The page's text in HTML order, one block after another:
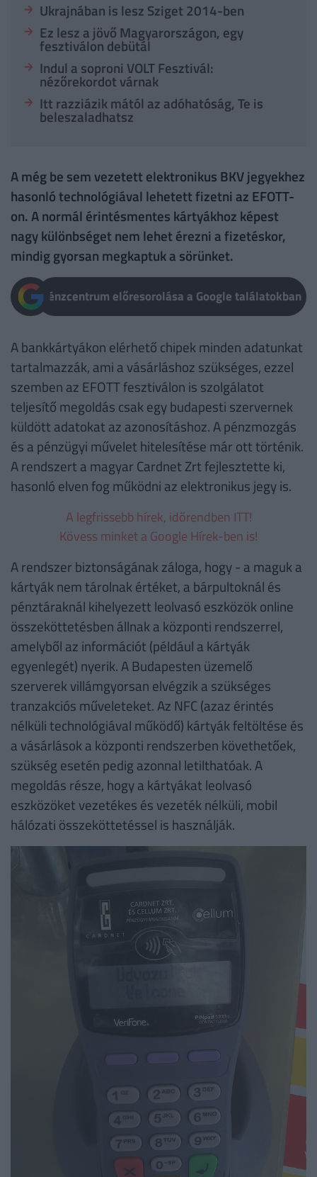
Ukrajnában is lesz Sziget 2014-ben
Ez lesz a jövő Magyarországon, egy
fesztiválon debütál
Indul a soproni VOLT Fesztivál:
nézőrekordot várnak
Itt razziázik mától az adóhatóság, Te is
beleszaladhatsz
A még be sem vezetett elektronikus BKV jegyekhez
hasonló technológiával lehetett fizetni az EFOTT-
on. A normál érintésmentes kártyákhoz képest
nagy különbséget nem lehet érezni a fizetéskor,
mindig gyorsan megkaptuk a sörünket.
Pénzcentrum előresorolása a Google találatokban
A bankkártyákon elérhető chipek minden adatunkat
tartalmazzák, ami a vásárláshoz szükséges, ezzel
szemben az EFOTT fesztiválon is szolgálatot
teljesítő megoldás csak egy budapesti szervernek
küldött adatokat az azonosításhoz. A pénzmozgás
és a pénzügyi művelet hitelesítése már ott történik.
A rendszert a magyar Cardnet Zrt fejlesztette ki,
hasonló elven fog működni az elektronikus jegy is.
A legfrissebb hírek, időrendben ITT!
Kövess minket a Google Hírek-ben is!
A rendszer biztonságának záloga, hogy - a maguk a
kártyák nem tárolnak értéket, a bárpultoknál és
pénztáraknál kihelyezett leolvasó eszközök online
összeköttetésben állnak a központi rendszerrel,
amelyből az információt (például a kártyák
egyenlegét) nyerik. A Budapesten üzemelő
szerverek villámgyorsan elvégzik a szükséges
tranzakciós műveleteket. Az NFC (azaz érintés
nélküli technológiával működő) kártyák feltöltése és
a vásárlások a központi rendszerben követhetőek,
szükség esetén pedig azonnal letilthatóak. A
megoldás része, hogy a kártyákat leolvasó
eszközöket vezetékes és vezeték nélküli, mobil
hálózati összeköttetéssel is használják.